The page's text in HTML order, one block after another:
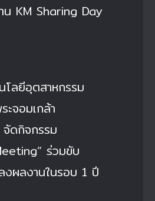
น KM Sharing Day
โลยีอุตสาหกรรม
ะจอมเกล้า
จัดกิจกรรม
ร่วมขับ
งผลงานในรอบ 1 ปี